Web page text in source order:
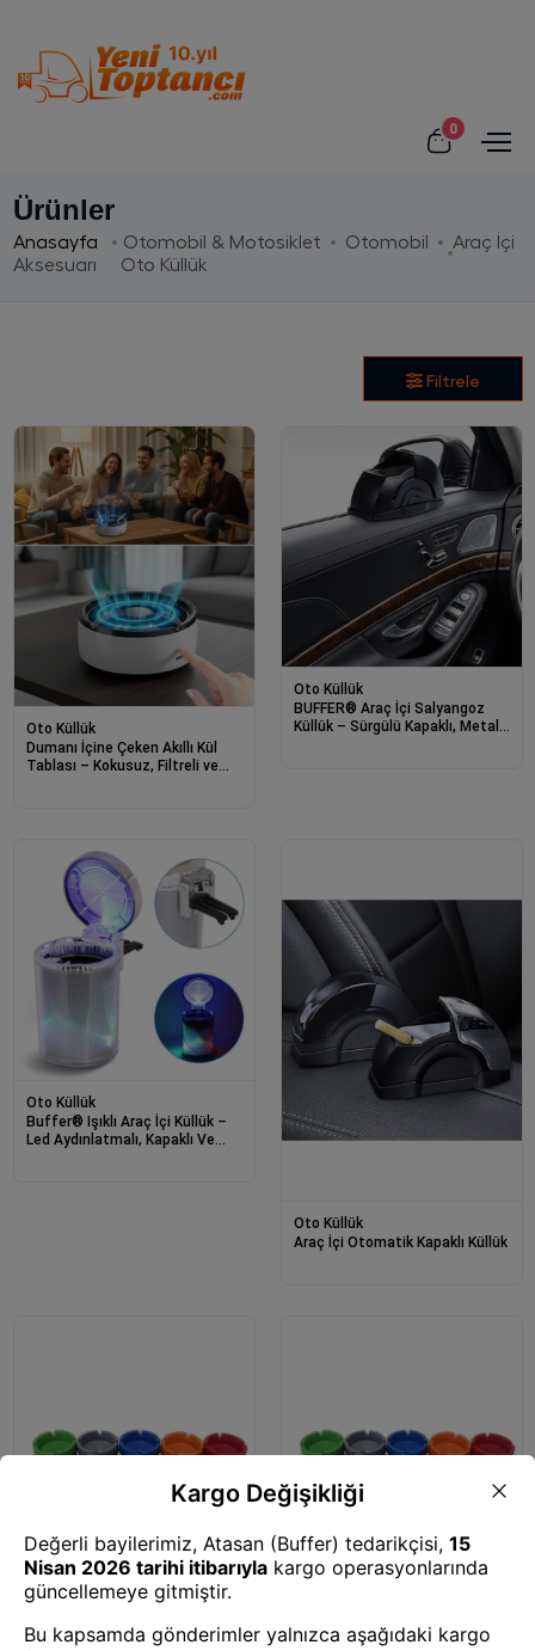
0
Ürünler
Anasayfa Otomobil & Motosiklet Otomobil
Araç İçi
Aksesuarı
Oto Küllük
Filtrele
Oto Küllük
Dumanı İçine Çeken Akıllı Kül
Tablası – Kokusuz, Filtreli ve
Oto Küllük
BUFFER® Araç İçi Salyangoz
Küllük – Sürgülü Kapaklı, Metal
Oto Küllük
Buffer® Işıklı Araç İçi Küllük –
Led Aydınlatmalı, Kapaklı Ve
Oto Küllük
Araç İçi Otomatik Kapaklı Küllük